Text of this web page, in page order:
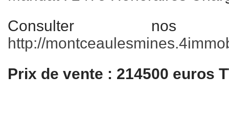
Consulter
http://
Prix de vente : 214500 euros